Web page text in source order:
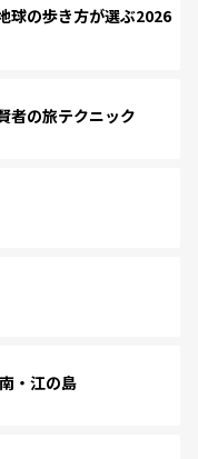
球の歩き方が選ぶ2026
者の旅テクニック
・江の島